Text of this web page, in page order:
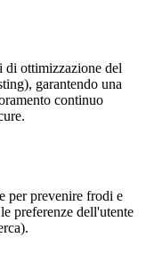
di ottimizzazione del
garantendo una
continuo
per prevenire frodi e
preferenze dell'utente